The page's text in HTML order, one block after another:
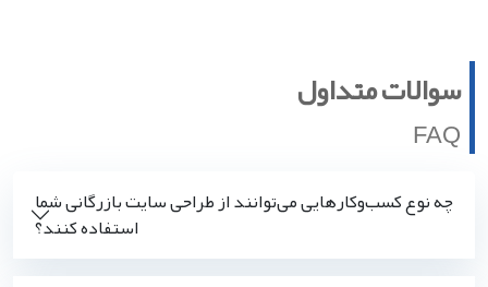
سوالات متداول
FAQ
چه نوع کسب‌وکارهایی می‌توانند از طراحی سایت بازرگانی شما
استفاده کنند؟